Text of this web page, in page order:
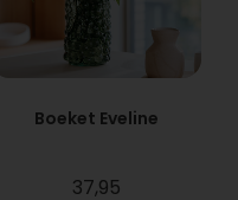
Boeket Eveline
37,95